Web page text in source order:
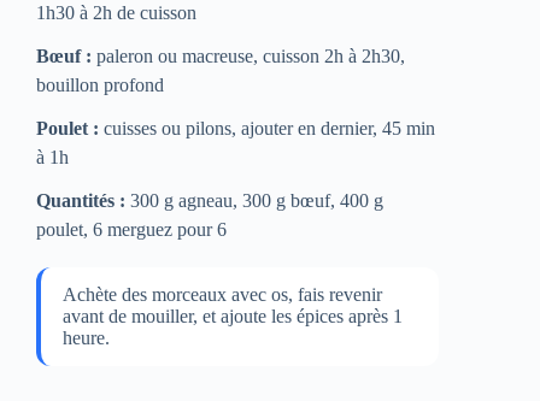
1h30 à 2h de cuisson
Bœuf : paleron ou macreuse, cuisson 2h à 2h30,
bouillon profond
Poulet : cuisses ou pilons, ajouter en dernier, 45 min
à 1h
Quantités : 300 g agneau, 300 g bœuf, 400 g
poulet, 6 merguez pour 6
Achète des morceaux avec os, fais revenir
avant de mouiller, et ajoute les épices après 1
heure.